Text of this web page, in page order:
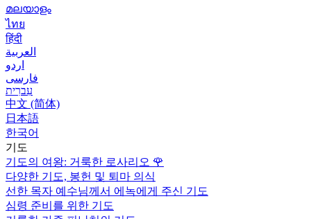
മലയാളം
ไทย
हिंदी
العربية
اردو
فارسی
עִברִית
中文 (简体)
日本語
한국어
기도
기도의 여왕: 거룩한 로사리오 🌹
다양한 기도, 봉헌 및 퇴마 의식
선한 목자 예수님께서 에녹에게 주신 기도
심령 준비를 위한 기도